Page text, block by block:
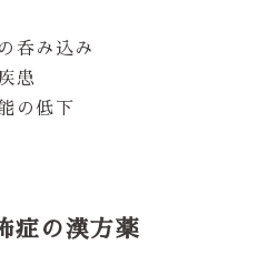
呑み込み
患
の低下
症の漢方薬